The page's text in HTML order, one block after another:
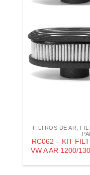
FILTROS DE AR
RC062 – KIT
VW A AR 1200/